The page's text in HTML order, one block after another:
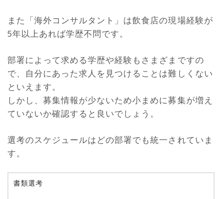
また「海外コンサルタント」は飲食店の現場経験が
5年以上あれば学歴不問です。
部署によって求める学歴や経験もさまざまですの
で、自分にあった求人を見つけることは難しくない
といえます。
しかし、募集情報が少ないため小まめに募集が増え
ていないか確認すると良いでしょう。
選考のスケジュールはどの部署でも統一されていま
す。
書類選考